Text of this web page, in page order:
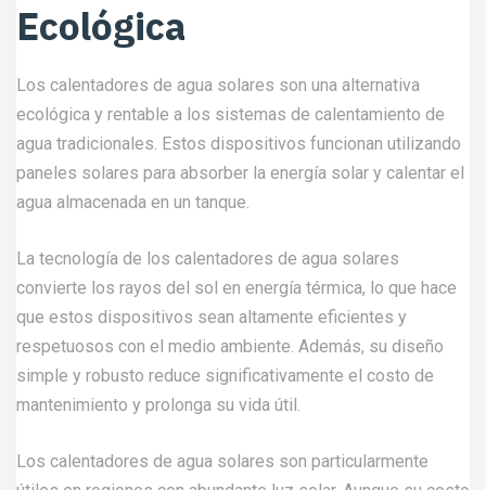
Ecológica
Los calentadores de agua solares son una alternativa
ecológica y rentable a los sistemas de calentamiento de
agua tradicionales. Estos dispositivos funcionan utilizando
paneles solares para absorber la energía solar y calentar el
agua almacenada en un tanque.
La tecnología de los calentadores de agua solares
convierte los rayos del sol en energía térmica, lo que hace
que estos dispositivos sean altamente eficientes y
respetuosos con el medio ambiente. Además, su diseño
simple y robusto reduce significativamente el costo de
mantenimiento y prolonga su vida útil.
Los calentadores de agua solares son particularmente